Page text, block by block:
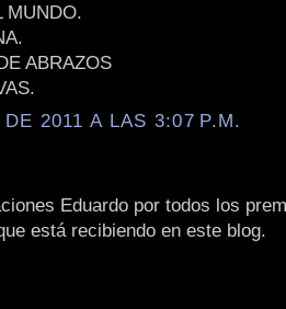
MUNDO.
ABRAZOS
2011 A LAS 3:07 P.M.
Eduardo por todos los
está recibiendo en este blog.